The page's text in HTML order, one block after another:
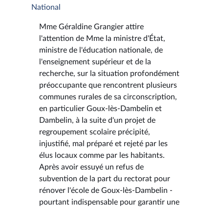
National
Mme Géraldine Grangier attire
l'attention de Mme la ministre d'État,
ministre de l'éducation nationale, de
l'enseignement supérieur et de la
recherche, sur la situation profondément
préoccupante que rencontrent plusieurs
communes rurales de sa circonscription,
en particulier Goux-lès-Dambelin et
Dambelin, à la suite d'un projet de
regroupement scolaire précipité,
injustifié, mal préparé et rejeté par les
élus locaux comme par les habitants.
Après avoir essuyé un refus de
subvention de la part du rectorat pour
rénover l'école de Goux-lès-Dambelin -
pourtant indispensable pour garantir une